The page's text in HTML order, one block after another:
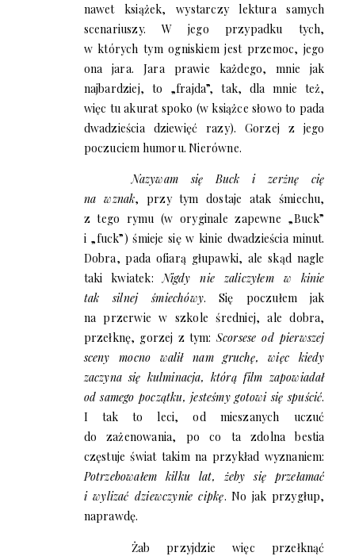
nawet książek, wystarczy lektura samych
scenariuszy. W jego przypadku tych,
w których tym ogniskiem jest przemoc, jego
ona jara. Jara prawie każdego, mnie jak
najbardziej, to „frajda”, tak, dla mnie też,
więc tu akurat spoko (w książce słowo to pada
dwadzieścia dziewięć razy). Gorzej z jego
poczuciem humoru. Nierówne.
Nazywam się Buck i zerżnę cię
na wznak, przy tym dostaje atak śmiechu,
z tego rymu (w oryginale zapewne „Buck”
i „fuck”) śmieje się w kinie dwadzieścia minut.
Dobra, pada ofiarą głupawki, ale skąd nagle
taki kwiatek:Nigdy nie zaliczyłem w kinie
tak silnej śmiechówy. Się poczułem jak
na przerwie w szkole średniej, ale dobra,
przełknę, gorzej z tym: Scorsese od pierwszej
sceny mocno walił nam gruchę, więc kiedy
zaczyna się kulminacja, którą film zapowiadał
od samego początku, jesteśmy gotowi się spuścić.
I tak to leci, od mieszanych uczuć
do zażenowania, po co ta zdolna bestia
częstuje świat takim na przykład wyznaniem:
Potrzebowałem kilku lat, żeby się przełamać
i wylizać dziewczynie cipkę. No jak przygłup,
naprawdę.
Żab przyjdzie więc przełknąć